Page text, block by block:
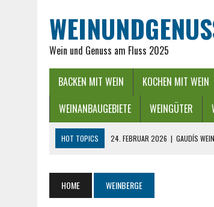
Wein und Genuss am Fluss 2025
BACKEN MIT WEIN KOCHEN MIT WEIN
WEINANBAUGEBIETE
WEINGÜTER
HOT TOPICS 24. FEBRUAR 2026 | GAUDÍS
25. SEPTEMBER 2025 | POWER BEI DER WEINLESE
HOME WEINBERGE